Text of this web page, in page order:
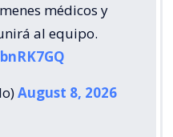
médicos y
al equipo.
August 8, 2026